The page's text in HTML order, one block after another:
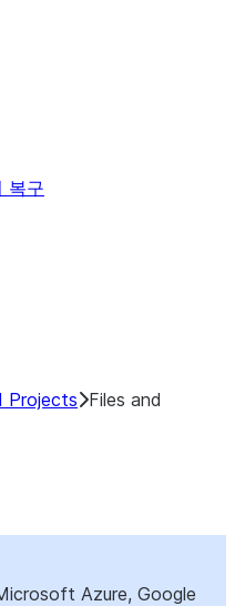
복구
Projects
Files and
Azure, Google